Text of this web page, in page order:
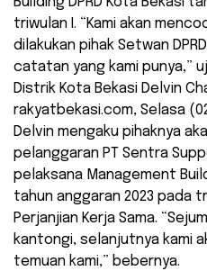
triwulan I. “Kami akan
dilakukan pihak Setwan
catatan yang kami punya,”
Distrik Kota Bekasi Delvin
rakyatbekasi.com, Selasa
Delvin mengaku pihaknya
pelanggaran PT Sentra
pelaksana Management
tahun anggaran 2023 pada
Perjanjian Kerja Sama.
kantongi, selanjutnya kami
temuan kami,” bebernya.